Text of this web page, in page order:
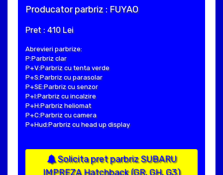
Producator parbriz : FUYAO
Pret : 410 Lei
Abrevieri parbrize:
P:Parbriz clar
P+V:Parbriz cu tenta verde
P+S:Parbriz cu parasolar
P+SE:Parbriz cu senzor
P+I:Parbriz cu incalzire
P+H:Parbriz heliomat
P+C:Parbriz cu camera
P+Hud:Parbriz cu head up display
Solicita pret parbriz SUBARU
IMPREZA Hatchback (GR, GH, G3)